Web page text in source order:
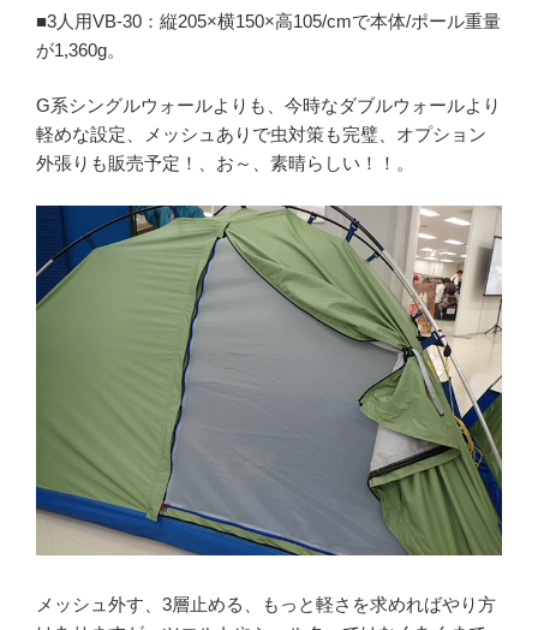
■3人用VB-30：縦205×横150×高105/cmで本体/ポール重量
が1,360g。
G系シングルウォールよりも、今時なダブルウォールより
軽めな設定、メッシュありで虫対策も完璧、オプション
外張りも販売予定！、お～、素晴らしい！！。
メッシュ外す、3層止める、もっと軽さを求めればやり方